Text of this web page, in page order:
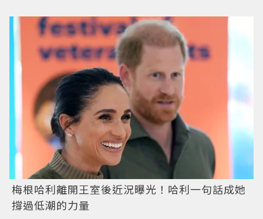
梅根哈利離開王室後近況曝光！哈利一句話成她
撐過低潮的力量